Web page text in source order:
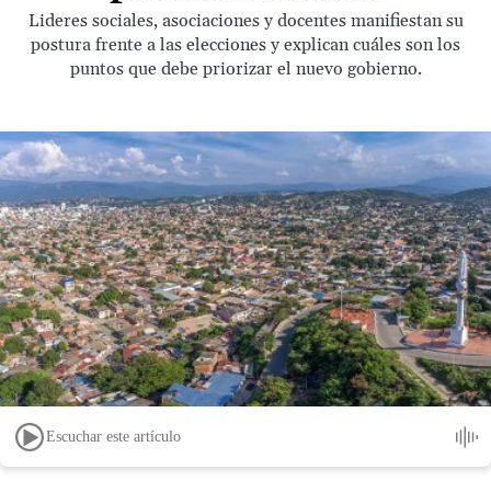
Lideres sociales, asociaciones y docentes manifiestan su
postura frente a las elecciones y explican cuáles son los
puntos que debe priorizar el nuevo gobierno.
Escuchar este artículo